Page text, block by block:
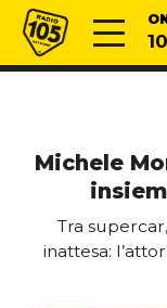
Vai al contenuto
Radio 105
Michele
Tra
inattesa: